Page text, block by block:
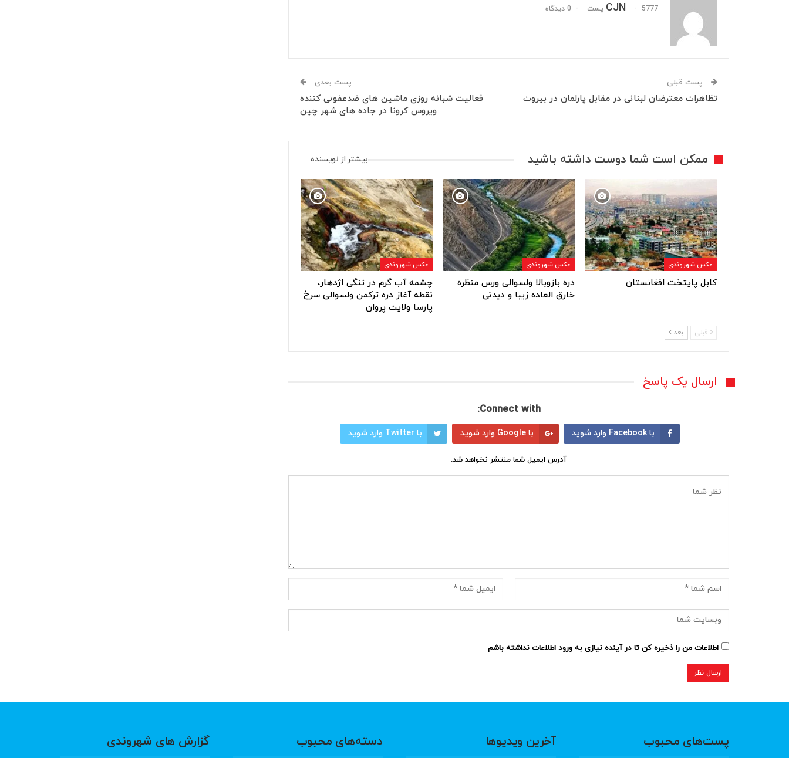
CJN 5777 پست 0 دیدگاه
پست قبلی
تظاهرات معترضان لبنانی در مقابل پارلمان در بیروت
پست بعدی
فعالیت شبانه روزی ماشین های ضدعفونی کننده
ویروس کرونا در جاده های شهر چین
ممکن است شما دوست داشته باشید بیشتر از نویسنده
عکس شهروندی
کابل پایتخت افغانستان
عکس شهروندی
دره بازوبالا ولسوالی ورس منظره
خارق العاده زیبا و دیدنی
عکس شهروندی
چشمه آب گرم در تنگی اژدهار،
نقطه آغاز دره ترکمن ولسوالی سرخ
پارسا ولایت پروان
قبلی بعد
ارسال یک پاسخ
Connect with:
با Facebook وارد شوید با Google وارد شوید با Twitter وارد شوید
آدرس ایمیل شما منتشر نخواهد شد.
اطلاعات من را ذخیره کن تا در آینده نیازی به ورود اطلاعات نداشته باشم
پست‌های محبوب آخرین ویدیوها دسته‌های محبوب گزارش های شهروندی